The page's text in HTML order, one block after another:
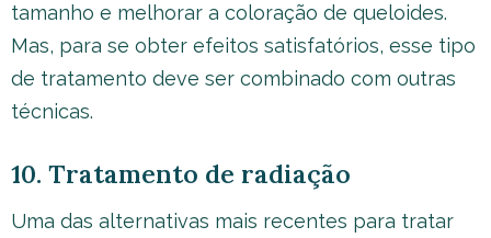
tamanho e melhorar a coloração de queloides.
Mas, para se obter efeitos satisfatórios, esse tipo
de tratamento deve ser combinado com outras
técnicas.
10. Tratamento de radiação
Uma das alternativas mais recentes para tratar